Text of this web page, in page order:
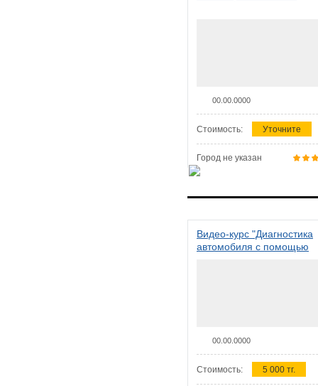
00.00.0000
Стоимость: Уточните
Город не указан
Видео-курс "Диагностика
автомобиля с помощью
00.00.0000
Стоимость: 5 000 тг.